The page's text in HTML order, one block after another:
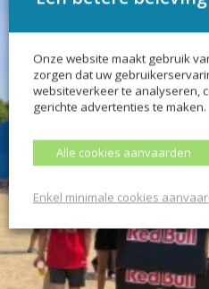
Onze website maakt gebruik
zorgen dat uw
websiteverkeer te analyseren,
gerichte advertenties te maken.
Alle cookies aanvaarden
Enkel minimale cookies